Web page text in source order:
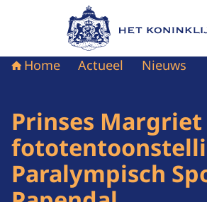
Naar de homepage van
Home Actueel Nieuws
Prinses
Paralympisch